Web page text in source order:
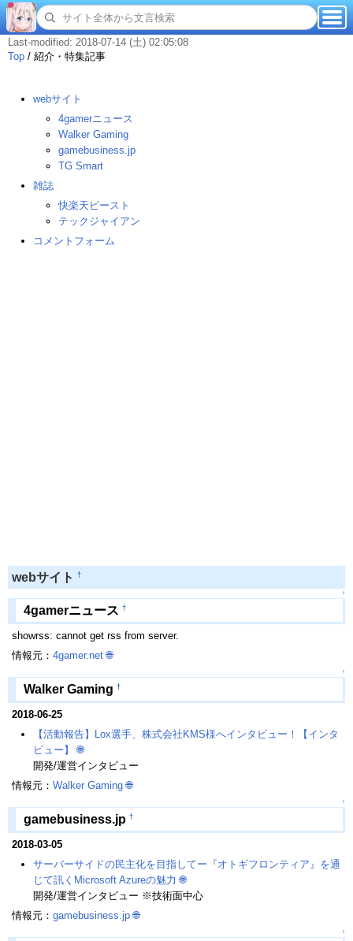
Last-modified: 2018-07-14 (土) 02:05:08
Top / 紹介・特集記事
webサイト
4gamerニュース
Walker Gaming
gamebusiness.jp
TG Smart
雑誌
快楽天ビースト
テックジャイアン
コメントフォーム
webサイト †
↑
4gamerニュース †
showrss: cannot get rss from server.
情報元： 4gamer.net 🌐
↑
Walker Gaming †
2018-06-25
【活動報告】Lox選手、株式会社KMS様へインタビュー！【インタ
ビュー】
🌐
開発/運営インタビュー
情報元： Walker Gaming 🌐
↑
gamebusiness.jp †
2018-03-05
サーバーサイドの民主化を目指してー『オトギフロンティア』を通
じて訊くMicrosoft Azureの魅力 🌐
開発/運営インタビュー ※技術面中心
情報元： gamebusiness.jp 🌐
↑